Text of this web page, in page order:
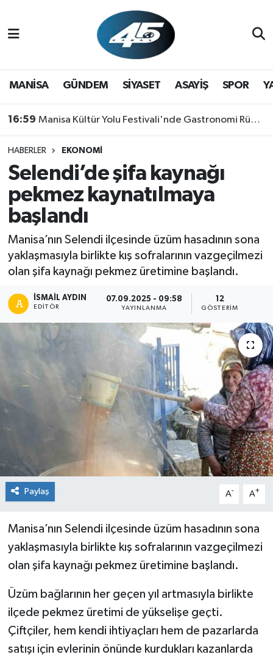
MANİSA GÜNDEM SİYASET ASAYİŞ SPOR
16:59 Manisa Kültür Yolu Festivali'nde Gastronomi Rüzgarı: Lezzetin Yıldızı "Manisa Kebabı" Oldu!
HABERLER EKONOMİ
Selendi’de şifa kaynağı
pekmez kaynatılmaya
başlandı
Manisa’nın Selendi ilçesinde üzüm hasadının sona
yaklaşmasıyla birlikte kış sofralarının vazgeçilmezi
olan şifa kaynağı pekmez üretimine başlandı.
İSMAIL AYDIN
EDITÖR
07.09.2025 - 09:58
YAYINLANMA
12
GÖSTERIM
Paylaş A- A+
Manisa’nın Selendi ilçesinde üzüm hasadının sona
yaklaşmasıyla birlikte kış sofralarının vazgeçilmezi
olan şifa kaynağı pekmez üretimine başlandı.
Üzüm bağlarının her geçen yıl artmasıyla birlikte
ilçede pekmez üretimi de yükselişe geçti.
Çiftçiler, hem kendi ihtiyaçları hem de pazarlarda
satışı için evlerinin önünde kurdukları kazanlarda
GÜNDEM
SPOR
YAŞAM
RESMİ REKLAM
Hava Durumu
Trafik Durumu
Son Dakika Haberleri
Haber Arşivi